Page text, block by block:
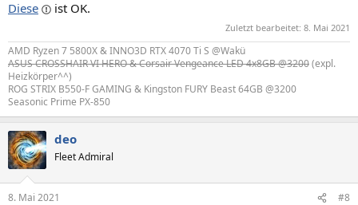
Diese ist OK.
Zuletzt bearbeitet: 8. Mai 2021
AMD Ryzen 7 5800X & INNO3D RTX 4070 Ti S @Wakü
ASUS CROSSHAIR VI HERO & Corsair Vengeance LED 4x8GB @3200(expl.
Heizkörper^^)
ROG STRIX B550-F GAMING & Kingston FURY Beast 64GB @3200
Seasonic Prime PX-850
deo
Fleet Admiral
8. Mai 2021 #8